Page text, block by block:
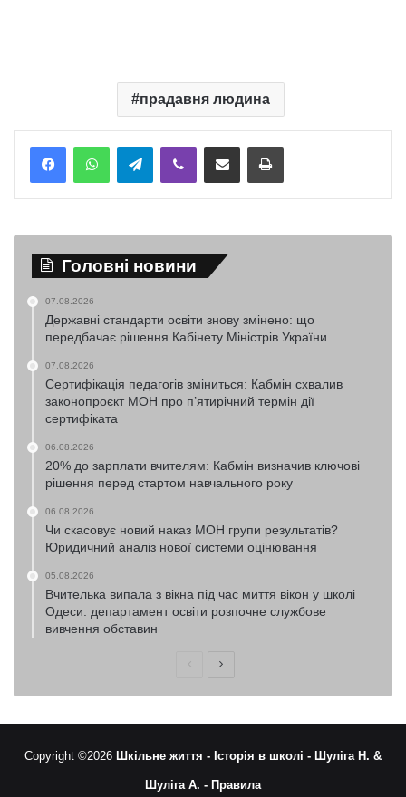
прадавня людина
TelegramViber Надіслати електронною поштоюНадрукувати
Головні новини
07.08.2026
Державні стандарти освіти знову змінено: що
передбачає рішення Кабінету Міністрів України
07.08.2026
Сертифікація педагогів зміниться: Кабмін схвалив
законопроєкт МОН про п’ятирічний термін дії
сертифіката
06.08.2026
20% до зарплати вчителям: Кабмін визначив ключові
рішення перед стартом навчального року
06.08.2026
Чи скасовує новий наказ МОН групи результатів?
Юридичний аналіз нової системи оцінювання
05.08.2026
Вчителька випала з вікна під час миття вікон у школі
Одеси: департамент освіти розпочне службове
вивчення обставин
ПопередняНаступна
Copyright ©2026 Шкільне життя - Історія в школі - Шуліга Н. &
Шуліга А. - Правила